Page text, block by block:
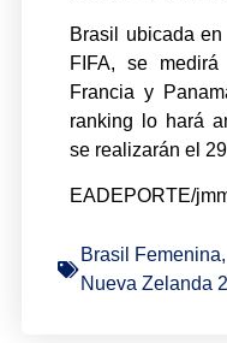
Brasil ubicada
FIFA, se
Francia y
ranking lo hará
se realizarán el
EADEPORTE/
Brasil Femenina,
Nueva Zelanda